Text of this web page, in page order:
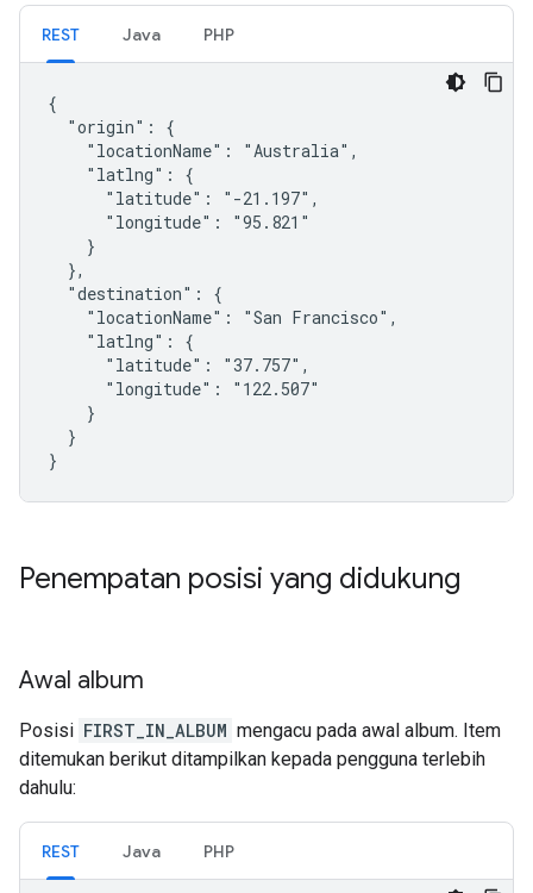
REST Java PHP
{
  "origin": {
    "locationName": "Australia",
    "latlng": {
      "latitude": "-21.197",
      "longitude": "95.821"
    }
  },
  "destination": {
    "locationName": "San Francisco",
    "latlng": {
      "latitude": "37.757",
      "longitude": "122.507"
    }
  }
}
Penempatan posisi yang didukung
Awal album
Posisi FIRST_IN_ALBUM mengacu pada awal album. Item
ditemukan berikut ditampilkan kepada pengguna terlebih
dahulu:
REST Java PHP